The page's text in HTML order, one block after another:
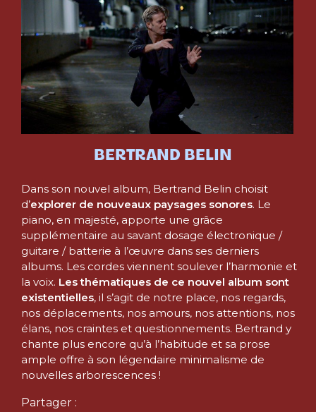
BERTRAND BELIN
Dans son nouvel album, Bertrand Belin choisit
d’explorer de nouveaux paysages sonores. Le
piano, en majesté, apporte une grâce
supplémentaire au savant dosage électronique /
guitare / batterie à l’œuvre dans ses derniers
albums. Les cordes viennent soulever l’harmonie et
la voix. Les thématiques de ce nouvel album sont
existentielles, il s’agit de notre place, nos regards,
nos déplacements, nos amours, nos attentions, nos
élans, nos craintes et questionnements. Bertrand y
chante plus encore qu’à l’habitude et sa prose
ample offre à son légendaire minimalisme de
nouvelles arborescences !
Partager :